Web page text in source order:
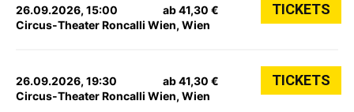
26.09.2026, 15:00
Circus-Theater Roncalli Wien, Wien
ab 41,30 € TICKETS
26.09.2026, 19:30
Circus-Theater Roncalli Wien, Wien
ab 41,30 € TICKETS